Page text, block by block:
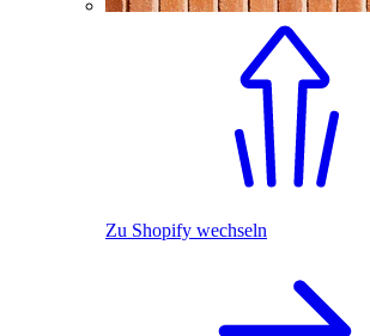
Zu Shopify wechseln